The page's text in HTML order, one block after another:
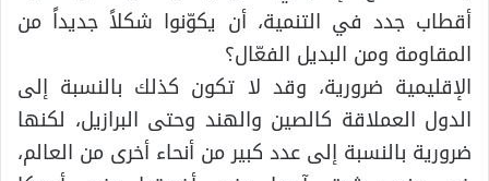
أقطاب جدد في التنمية، أن يكوّنوا شكلاً جديداً من
المقاومة ومن البديل الفعّال؟
الإقليمية ضرورية، وقد لا تكون كذلك بالنسبة إلى
الدول العملاقة كالصين والهند وحتى البرازيل، لكنها
ضرورية بالنسبة إلى عدد كبير من أنحاء أخرى من العالم،